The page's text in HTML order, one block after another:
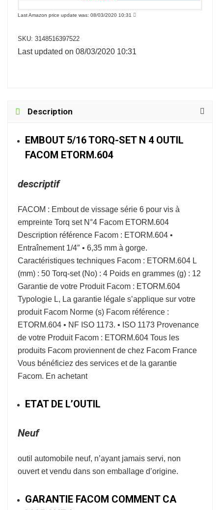
Last Amazon price update was: 08/03/2020 10:31
SKU: 3148516397522
Last updated on 08/03/2020 10:31
Description
EMBOUT 5/16 TORQ-SET N 4 OUTIL
FACOM ETORM.604
descriptif
FACOM : Embout de vissage série 6 pour vis à
empreinte Torq set N°4 Facom ETORM.604
Description référence Facom : ETORM.604 •
Entraînement 1/4″ • 6,35 mm à gorge.
Caractéristiques techniques Facom : ETORM.604 L
(mm) : 50 Torq-set (No) : 4 Poids en grammes (g) : 12
Garantie de votre Produit Facom : ETORM.604
Typologie L, La garantie légale s’applique sur votre
produit Facom Norme (s) Facom référence :
ETORM.604 • NF ISO 1173. • ISO 1173 Provenance
de votre Produit Facom : ETORM.604 Tous les
produits Facom proviennent de chez Facom France
Vous bénéficiez des services et de la garantie
Facom. En achetant
ETAT DE L’OUTIL
Neuf
outil automobile neuf, n’ayant jamais servi, non
ouvert et vendu dans son emballage d’origine.
GARANTIE FACOM COMMENT CA